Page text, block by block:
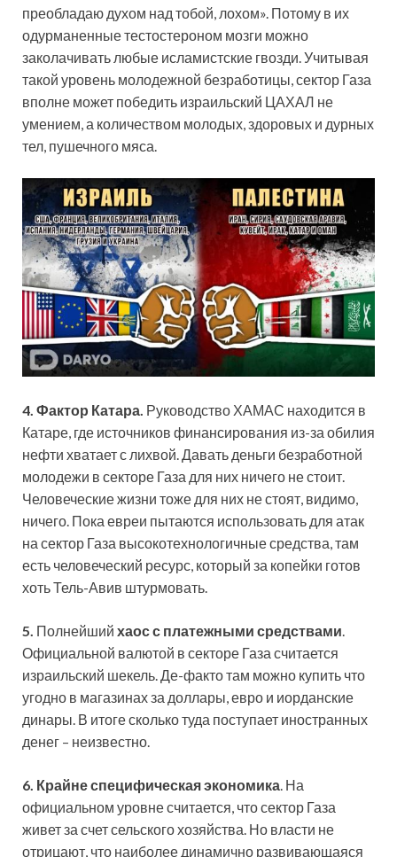
преобладаю духом над тобой, лохом». Потому в их
одурманенные тестостероном мозги можно
заколачивать любые исламистские гвозди. Учитывая
такой уровень молодежной безработицы, сектор Газа
вполне может победить израильский ЦАХАЛ не
умением, а количеством молодых, здоровых и дурных
тел, пушечного мяса.
4. Фактор Катара. Руководство ХАМАС находится в
Катаре, где источников финансирования из-за обилия
нефти хватает с лихвой. Давать деньги безработной
молодежи в секторе Газа для них ничего не стоит.
Человеческие жизни тоже для них не стоят, видимо,
ничего. Пока евреи пытаются использовать для атак
на сектор Газа высокотехнологичные средства, там
есть человеческий ресурс, который за копейки готов
хоть Тель-Авив штурмовать.
5. Полнейший хаос с платежными средствами
Официальной валютой в секторе Газа считается
израильский шекель. Де-факто там можно купить что
угодно в магазинах за доллары, евро и иорданские
динары. В итоге сколько туда поступает иностранных
денег – неизвестно.
6. Крайне специфическая экономика . На
официальном уровне считается, что сектор Газа
живет за счет сельского хозяйства. Но власти не
отрицают, что наиболее динамично развивающаяся